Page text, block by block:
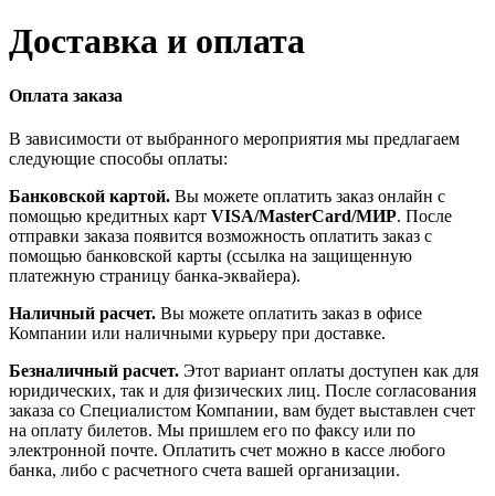
Доставка и оплата
Оплата заказа
В зависимости от выбранного мероприятия мы предлагаем
следующие способы оплаты:
Банковской картой. Вы можете оплатить заказ онлайн с
помощью кредитных карт VISA/MasterСard/МИР. После
отправки заказа появится возможность оплатить заказ с
помощью банковской карты (ссылка на защищенную
платежную страницу банка-эквайера).
Наличный расчет. Вы можете оплатить заказ в офисе
Компании или наличными курьеру при доставке.
Безналичный расчет. Этот вариант оплаты доступен как для
юридических, так и для физических лиц. После согласования
заказа со Специалистом Компании, вам будет выставлен счет
на оплату билетов. Мы пришлем его по факсу или по
электронной почте. Оплатить счет можно в кассе любого
банка, либо с расчетного счета вашей организации.